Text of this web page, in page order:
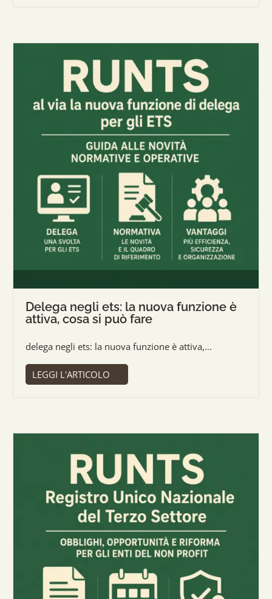
Delega negli ets: la nuova funzione è
attiva, cosa si può fare
delega negli ets: la nuova funzione è attiva,...
LEGGI L'ARTICOLO